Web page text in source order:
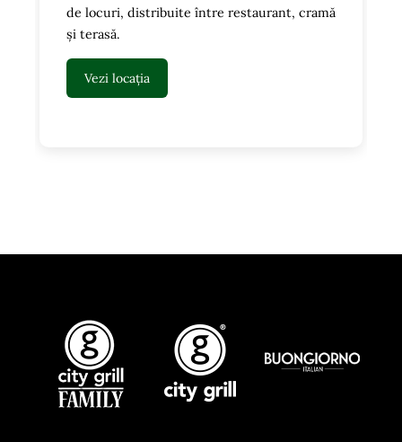
de locuri, distribuite între restaurant, cramă
și terasă.
Vezi locația